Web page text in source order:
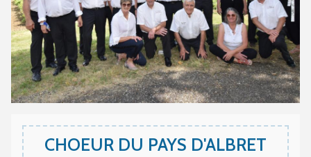
CHOEUR DU PAYS D'ALBRET